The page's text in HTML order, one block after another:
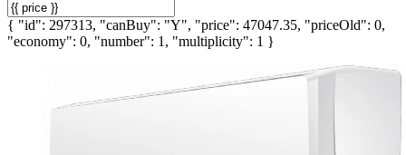
{ "id": 297313, "canBuy": "Y", "price": 47047.35, "priceOld": 0,
"economy": 0, "number": 1, "multiplicity": 1 }